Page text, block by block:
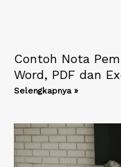
Contoh Nota
Word, PDF dan
Selengkapnya »